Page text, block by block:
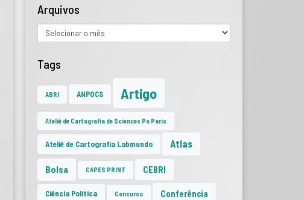
Arquivos
Tags
ABRI ANPOCS Artigo
Ateliê de Cartografia de Sciences Po Paris
Ateliê de Cartografia Labmundo Atlas
Bolsa CAPES PRINT CEBRI
Ciência Política Concurso Conferência